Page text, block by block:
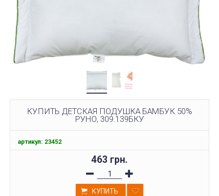
КУПИТЬ ДЕТСКАЯ ПОДУШКА БАМБУК 50%
РУНО, 309.139БКУ
артикул: 23452
463 грн.
КУПИТЬ